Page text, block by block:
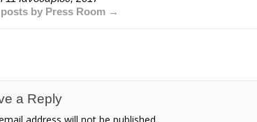
by Press Room →
a Reply
address will not be published.